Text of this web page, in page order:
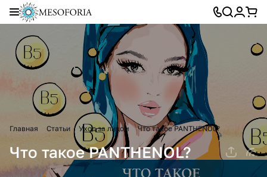
Главная Статьи Уход за лицом Что такое PANTHENOL?
Что такое PANTHENOL?